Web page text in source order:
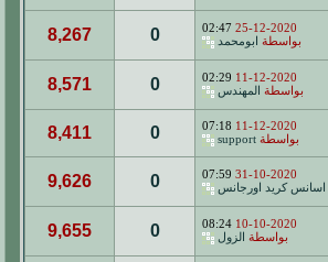
25-12-2020
02:47
بواسطة
ابومحمد 0
8,267
11-12-2020
02:29
بواسطة
المهندس 0
8,571
11-12-2020
07:18
بواسطة support
0
8,411
31-10-2020
07:59
اسانس كريد اورجانس 0
9,626
10-10-2020
08:24
بواسطة
الزول 0
9,655